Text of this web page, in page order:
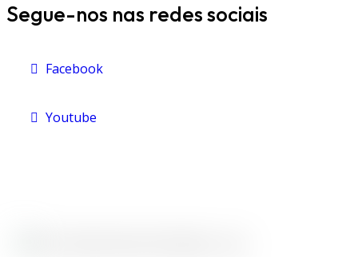
Segue-nos nas redes sociais
Facebook
Facebook
Youtube
Youtube